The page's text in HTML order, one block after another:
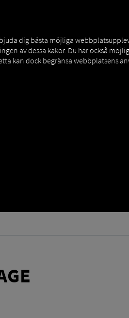
dig bästa möjliga
av dessa kakor. Du har också
kan dock begränsa webbplatsens